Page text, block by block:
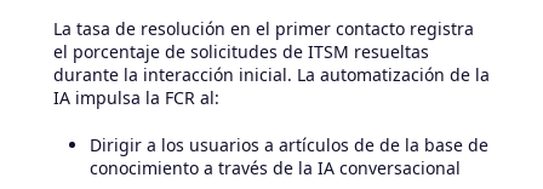
La tasa de resolución en el primer contacto registra
el porcentaje de solicitudes de ITSM resueltas
durante la interacción inicial. La automatización de la
IA impulsa la FCR al:
Dirigir a los usuarios a artículos de de la base de
conocimiento a través de la IA conversacional